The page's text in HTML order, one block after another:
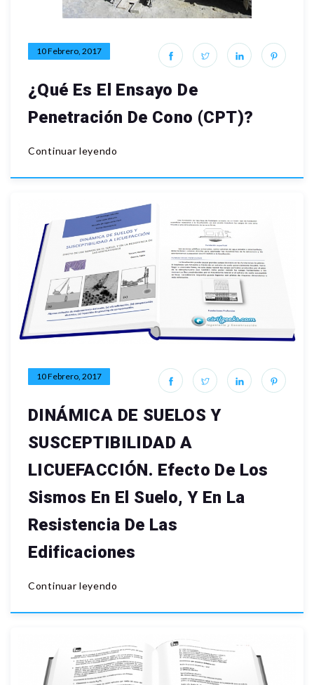
10 Febrero, 2017
¿Qué Es El Ensayo De
Penetración De Cono (CPT)?
Continuar leyendo
10 Febrero, 2017
DINÁMICA DE SUELOS Y
SUSCEPTIBILIDAD A
LICUEFACCIÓN. Efecto De Los
Sismos En El Suelo, Y En La
Resistencia De Las
Edificaciones
Continuar leyendo